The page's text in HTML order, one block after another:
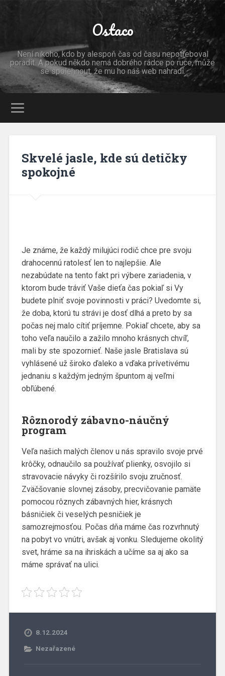
Ostaco
Není nikoho, kdo by alespoň čas od času nepotřeboval
poradit. A pokud někdo nemá dobrého rádce po ruce, může
se spolehnout, že mu ho náš web nahradí.
Skvelé jasle, kde sú detičky
spokojné
Je známe, že každý milujúci rodič chce pre svoju
drahocennú ratolesť len to najlepšie. Ale
nezabúdate na tento fakt pri výbere zariadenia, v
ktorom bude tráviť Vaše dieťa čas pokiaľ si Vy
budete plniť svoje povinnosti v práci? Uvedomte si,
že doba, ktorú tu strávi je dosť dlhá a preto by sa
počas nej malo cítiť príjemne. Pokiaľ chcete, aby sa
toho veľa naučilo a zažilo mnoho krásnych chvíľ,
mali by ste spozornieť. Naše jasle Bratislavasú
vyhlásené už široko ďaleko a vďaka prívetivému
jednaniu s každým jedným špuntom aj veľmi
obľúbené.
Rôznorodý zábavno-náučný
program
Veľa našich malých členov u nás spravilo svoje prvé
krôčky, odnaučilo sa používať plienky, osvojilo si
stravovacie návyky či rozšírilo svoju zručnosť.
Zväčšovanie slovnej zásoby, precvičovanie pamäte
pomocou rôznych zábavných hier, krásnych
básničiek či veselých pesničiek je
samozrejmosťou. Počas dňa máme čas rozvrhnutý
na pobyt vo vnútri, avšak aj vonku. Sledujeme okolitý
svet, hráme sa na ihriskách a učíme sa aj ako sa
máme správať na ulici.
8.12.2024
Nezařazené